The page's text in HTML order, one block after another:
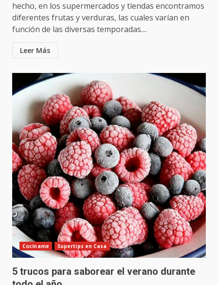
hecho, en los supermercados y tiendas encontramos
diferentes frutas y verduras, las cuales varían en
función de las diversas temporadas....
Leer Más
Cocíname Supertips en Casa
5 trucos para saborear el verano durante